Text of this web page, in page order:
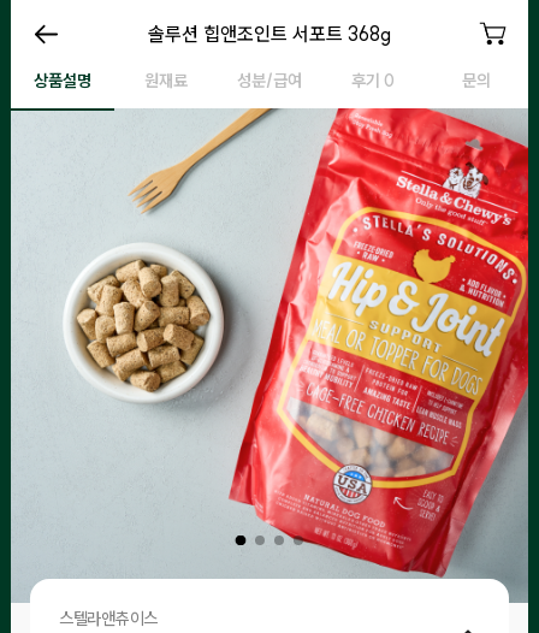
힙앤조인트 서포트
솔루션 힙앤조인트 서포트 368g
상품설명 원재료 성분/급여 후기 0 문의
힙앤조인트 서포트
스텔라앤츄이스